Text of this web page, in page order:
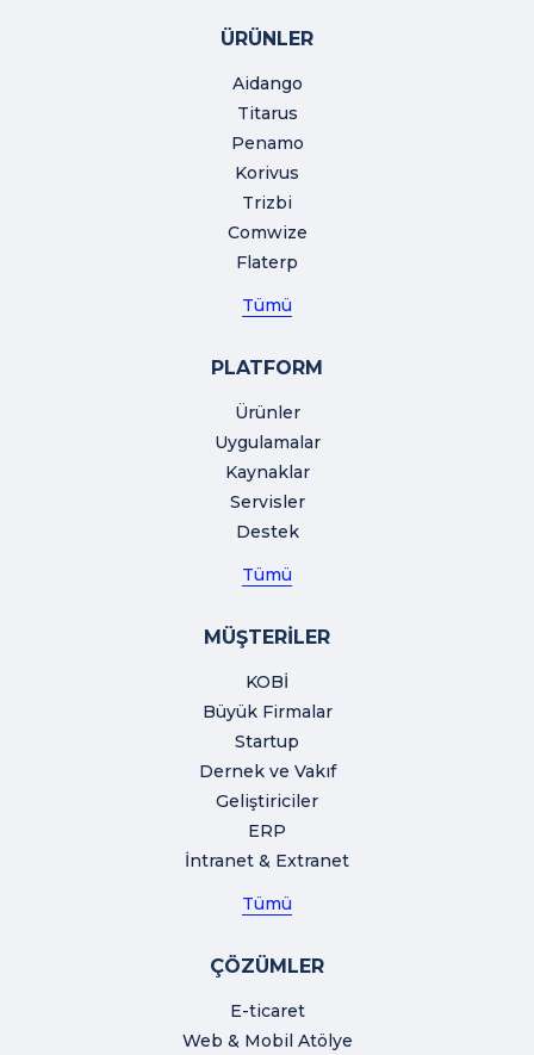
ÜRÜNLER
Aidango
Titarus
Penamo
Korivus
Trizbi
Comwize
Flaterp
Tümü
PLATFORM
Ürünler
Uygulamalar
Kaynaklar
Servisler
Destek
Tümü
MÜŞTERİLER
KOBİ
Büyük Firmalar
Startup
Dernek ve Vakıf
Geliştiriciler
ERP
İntranet & Extranet
Tümü
ÇÖZÜMLER
E-ticaret
Web & Mobil Atölye